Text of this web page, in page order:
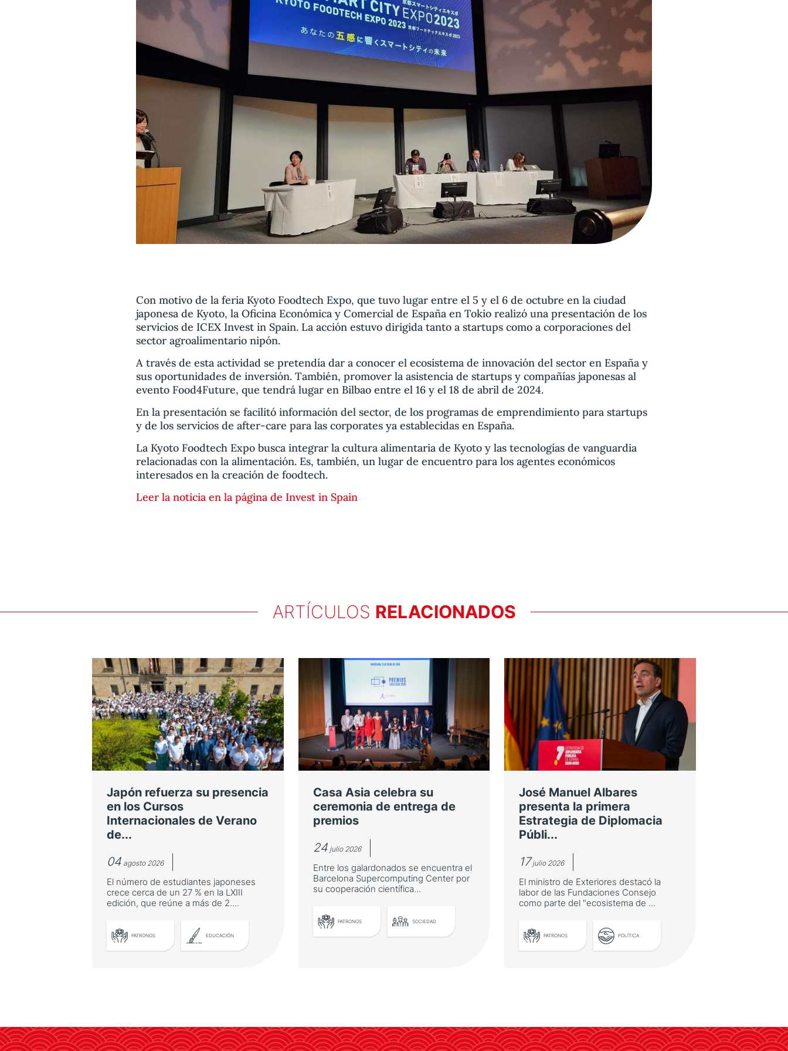
Con motivo de la feria Kyoto Foodtech Expo, que tuvo lugar entre el 5 y el 6 de octubre en la ciudad
japonesa de Kyoto, la Oficina Económica y Comercial de España en Tokio realizó una presentación de los
servicios de ICEX Invest in Spain. La acción estuvo dirigida tanto a startups como a corporaciones del
sector agroalimentario nipón.
A través de esta actividad se pretendía dar a conocer el ecosistema de innovación del sector en España y
sus oportunidades de inversión. También, promover la asistencia de startups y compañías japonesas al
evento Food4Future, que tendrá lugar en Bilbao entre el 16 y el 18 de abril de 2024.
En la presentación se facilitó información del sector, de los programas de emprendimiento para startups
y de los servicios de after-care para las corporates ya establecidas en España.
La Kyoto Foodtech Expo busca integrar la cultura alimentaria de Kyoto y las tecnologías de vanguardia
relacionadas con la alimentación. Es, también, un lugar de encuentro para los agentes económicos
interesados en la creación de foodtech.
Leer la noticia en la página de Invest in Spain
ARTÍCULOS RELACIONADOS
Japón refuerza su presencia
en los Cursos
Internacionales de Verano
de...
04 agosto 2026
El número de estudiantes japoneses
crece cerca de un 27 % en la LXIII
edición, que reúne a más de 2....
PATRONOS EDUCACIÓN
Internacionales de Verano
de la Universidad de
Casa Asia celebra su
ceremonia de entrega de
premios
24julio 2026
Entre los galardonados se encuentra el
Barcelona Supercomputing Center por
su cooperación científica...
PATRONOS SOCIEDAD
premios
José Manuel Albares
presenta la primera
Estrategia de Diplomacia
Públi...
17 julio 2026
El ministro de Exteriores destacó la
labor de las Fundaciones Consejo
como parte del "ecosistema de ...
PATRONOS POLÍTICA
Estrategia de Diplomacia
Pública de España